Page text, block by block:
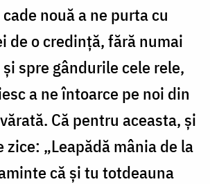
nouă a ne purta cu
de o credinţă, fără numai
spre gândurile cele rele,
a ne întoarce pe noi din
Că pentru aceasta, şi
zice: „Leapădă mânia de la
că şi tu totdeauna